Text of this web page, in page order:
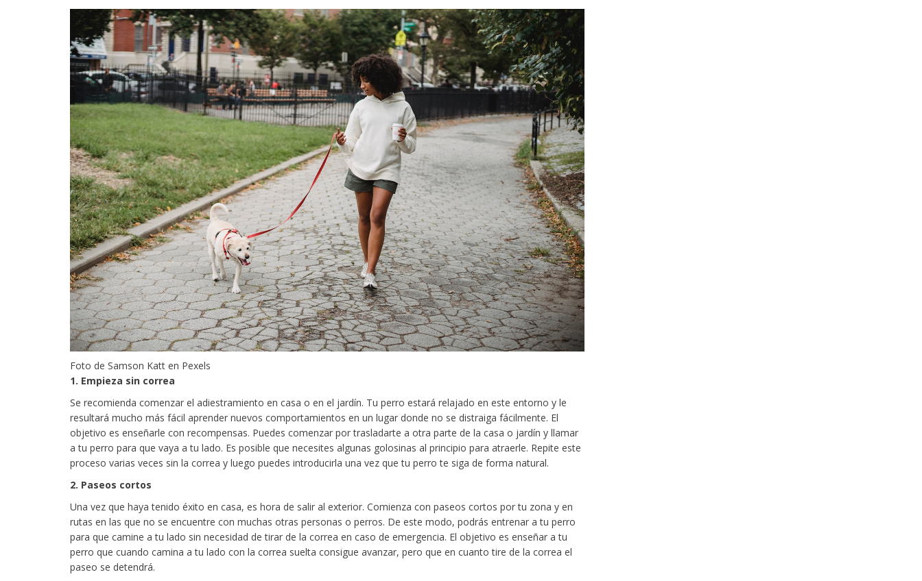
Foto de Samson Katt en Pexels
1. Empieza sin correa
Se recomienda comenzar el adiestramiento en casa o en el jardín. Tu perro estará relajado en este entorno y le
resultará mucho más fácil aprender nuevos comportamientos en un lugar donde no se distraiga fácilmente. El
objetivo es enseñarle con recompensas. Puedes comenzar por trasladarte a otra parte de la casa o jardín y llamar
a tu perro para que vaya a tu lado. Es posible que necesites algunas golosinas al principio para atraerle. Repite este
proceso varias veces sin la correa y luego puedes introducirla una vez que tu perro te siga de forma natural.
2. Paseos cortos
Una vez que haya tenido éxito en casa, es hora de salir al exterior. Comienza con paseos cortos por tu zona y en
rutas en las que no se encuentre con muchas otras personas o perros. De este modo, podrás entrenar a tu perro
para que camine a tu lado sin necesidad de tirar de la correa en caso de emergencia. El objetivo es enseñar a tu
perro que cuando camina a tu lado con la correa suelta consigue avanzar, pero que en cuanto tire de la correa el
paseo se detendrá.